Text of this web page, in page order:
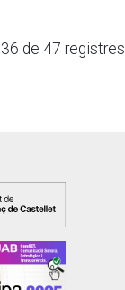
de 47 registres